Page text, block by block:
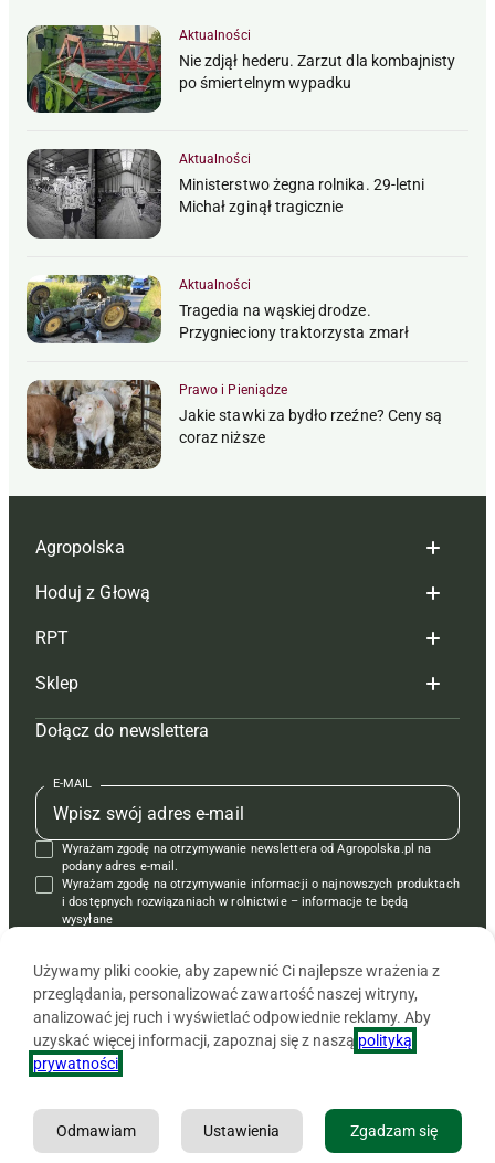
Aktualności
Nie zdjął hederu. Zarzut dla kombajnisty
po śmiertelnym wypadku
Aktualności
Ministerstwo żegna rolnika. 29-letni
Michał zginął tragicznie
Aktualności
Tragedia na wąskiej drodze.
Przygnieciony traktorzysta zmarł
Prawo i Pieniądze
Jakie stawki za bydło rzeźne? Ceny są
coraz niższe
Agropolska
Redakcja
Reklama
Tagi
Mapa serwisu
Kontakt
Regulamin
Polityka prywatności
Hoduj z Głową
Hoduj z głową bydło
Hoduj z głową świnie
Prenumerata
Redakcja
Kontakt
Reklama
RPT
Redakcja
Prenumerata
Reklama
Kontakt
Krzyżówki
Sklep
Czasopisma i prenumerata
Książki
Regulamin
Dołącz do newslettera
E-MAIL
Wyrażam zgodę na otrzymywanie newslettera od Agropolska.pl na
podany adres e-mail.
Wyrażam zgodę na otrzymywanie informacji o najnowszych produktach
i dostępnych rozwiązaniach w rolnictwie – informacje te będą
wysyłane
Copyright © 2026 Agencja Promocji Rolnictwa i Agrobiznesu APRA
Używamy pliki cookie, aby zapewnić Ci najlepsze wrażenia z
przeglądania, personalizować zawartość naszej witryny,
analizować jej ruch i wyświetlać odpowiednie reklamy. Aby
uzyskać więcej informacji, zapoznaj się z naszą polityką
prywatności
Zgadzam się
Ustawienia
Odmawiam